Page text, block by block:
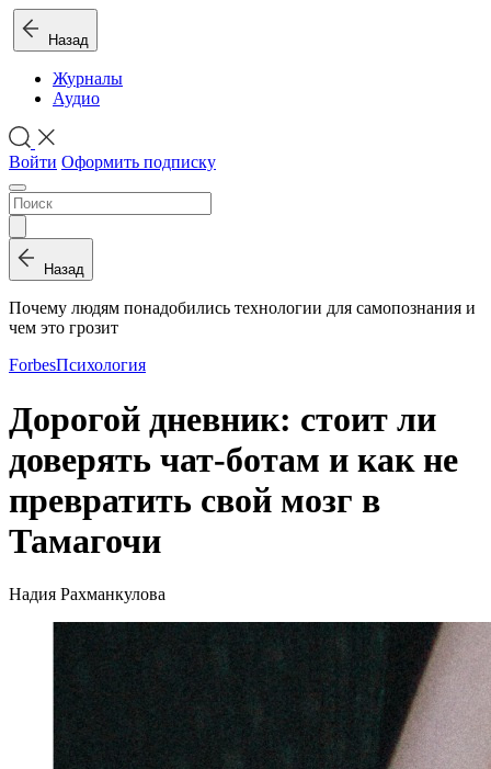
Назад
Журналы
Аудио
Войти Оформить подписку
Назад
Почему людям понадобились технологии для самопознания и
чем это грозит
ForbesПсихология
Дорогой дневник: стоит ли
доверять чат-ботам и как не
превратить свой мозг в
Тамагочи
Надия Рахманкулова